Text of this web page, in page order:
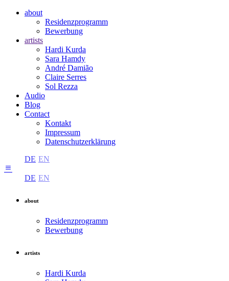
about
Residenzprogramm
Bewerbung
artists
Hardi Kurda
Sara Hamdy
André Damião
Claire Serres
Sol Rezza
Audio
Blog
Contact
Kontakt
Impressum
Datenschutzerklärung
DE EN
DE EN
about
Residenzprogramm
Bewerbung
artists
Hardi Kurda